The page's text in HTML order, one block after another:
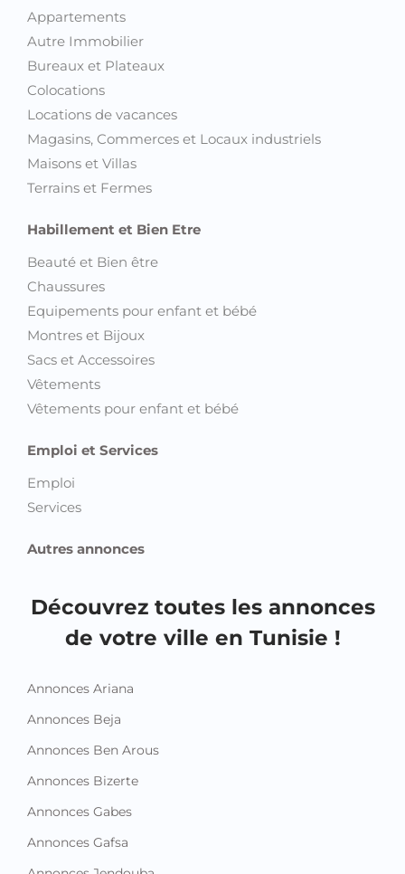
Appartements
Autre Immobilier
Bureaux et Plateaux
Colocations
Locations de vacances
Magasins, Commerces et Locaux industriels
Maisons et Villas
Terrains et Fermes
Habillement et Bien Etre
Beauté et Bien être
Chaussures
Equipements pour enfant et bébé
Montres et Bijoux
Sacs et Accessoires
Vêtements
Vêtements pour enfant et bébé
Emploi et Services
Emploi
Services
Autres annonces
Découvrez toutes les annonces
de votre ville en Tunisie !
Annonces Ariana
Annonces Beja
Annonces Ben Arous
Annonces Bizerte
Annonces Gabes
Annonces Gafsa